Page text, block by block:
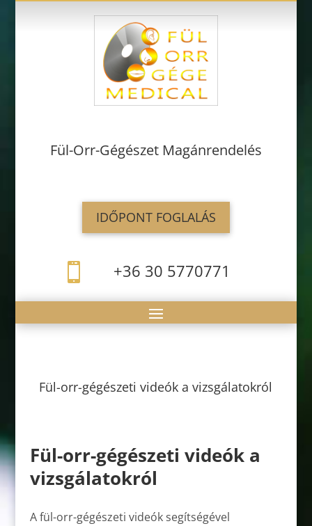
Fül-Orr-Gégészet Magánrendelés
IDŐPONT FOGLALÁS
 +36 30 5770771
Fül-orr-gégészeti videók a vizsgálatokról
Fül-orr-gégészeti videók a
vizsgálatokról
A fül-orr-gégészeti videók segítségével